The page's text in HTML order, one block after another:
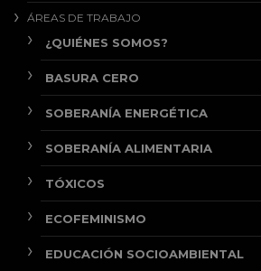
ÁREAS DE TRABAJO
¿QUIÉNES SOMOS?
BASURA CERO
SOBERANÍA ENERGÉTICA
SOBERANÍA ALIMENTARIA
TÓXICOS
ECOFEMINISMO
EDUCACIÓN SOCIOAMBIENTAL